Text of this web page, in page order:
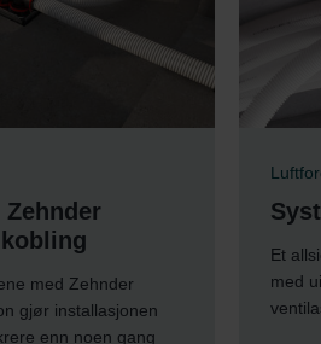
kanaler
ideelt for
uten kjøling.
For
som